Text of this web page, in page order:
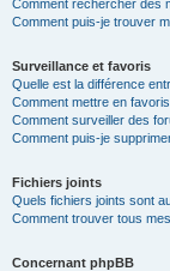
Comment rechercher des
Comment puis-je trouver
Surveillance et favoris
Quelle est la différence
Comment mettre en
Comment surveiller des
Comment puis-je
Fichiers joints
Quels fichiers joints sont
Comment trouver tous
Concernant phpBB